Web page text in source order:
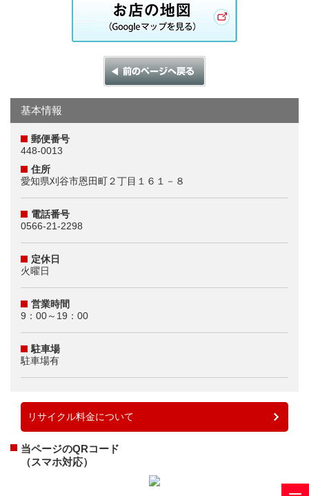
基本情報
郵便番号
448-0013
住所
愛知県刈谷市恩田町２丁目１６１－８
電話番号
0566-21-2298
定休日
火曜日
営業時間
9：00～19：00
駐車場
駐車場有
リサイクル料金について
当ページのQRコード
（スマホ対応）